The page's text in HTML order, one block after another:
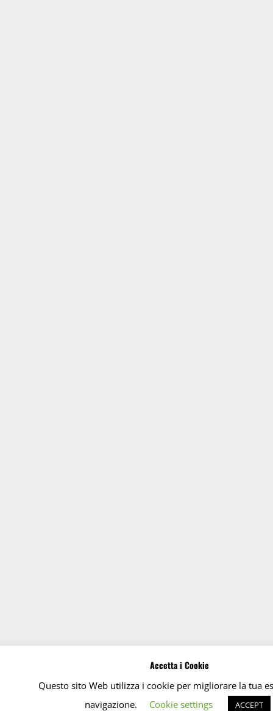
Accetta i Cookie
Questo sito Web utilizza i cookie per migliorare la tua
navigazione.
Cookie settings ACCEPT